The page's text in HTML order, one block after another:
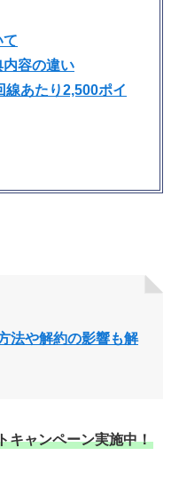
て
容の違い
あたり2,500ポイ
法や解約の影響も解
キャンペーン実施中！